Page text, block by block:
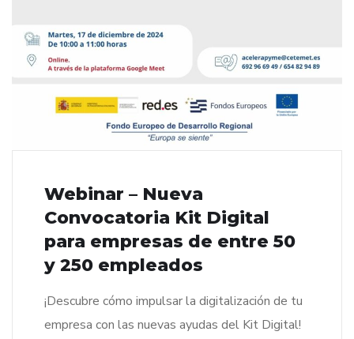
Webinar – Nueva
Convocatoria Kit Digital
para empresas de entre 50
y 250 empleados
¡Descubre cómo impulsar la digitalización de tu
empresa con las nuevas ayudas del Kit Digital!